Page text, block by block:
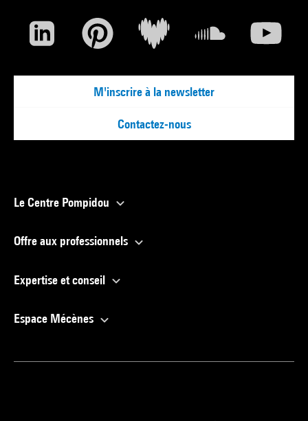
M'inscrire à la newsletter
Contactez-nous
Le Centre Pompidou
Offre aux professionnels
Expertise et conseil
Espace Mécènes